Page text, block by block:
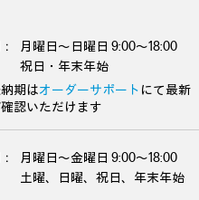
月曜日～日曜日 9:00～18:00
祝日・年末年始
期はオーダーサポート にて最新
認いただけます
月曜日～金曜日 9:00～18:00
土曜、日曜、祝日、年末年始